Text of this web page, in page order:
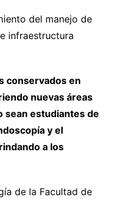
del manejo de
infraestructura
conservados en
nuevas áreas
sean estudiantes de
y el
a los
de la Facultad de